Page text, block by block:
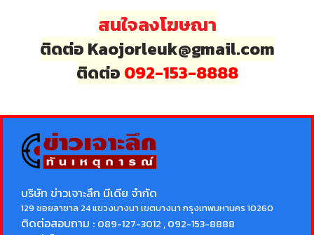
สนใจลงโฆษณา
ติดต่อ Kaojorleuk@gmail.com
ติดต่อ 092-153-8888
บริษัท ข่าวเจาะลึก มีเดีย จำกัด
129 ซอยลาซาล 24 แขวงบางนา เขตบางนา กรุงเทพมหานคร 10260
ติดต่อสอบถาม : 089-127-3012 , 092-153-8888